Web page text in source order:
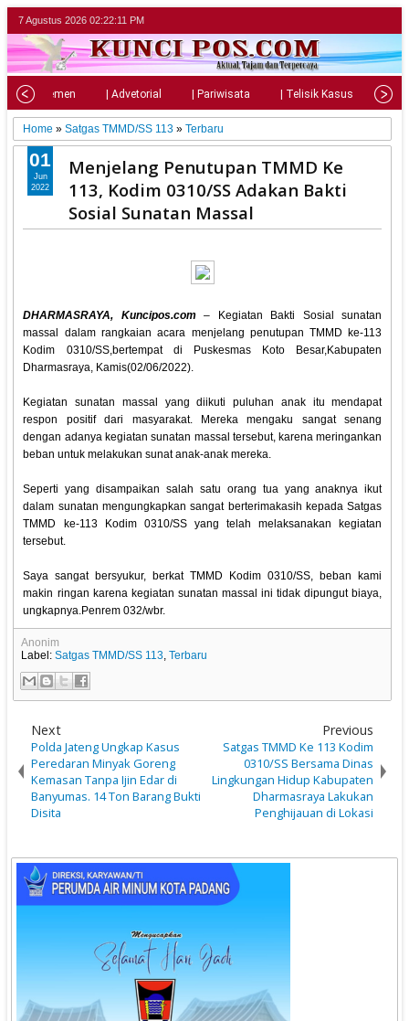
7 Agustus 2026 02:22:13 PM
| Parlemen | Advetorial | Pariwisata | Telisik Kasus |
Home »Satgas TMMD/SS 113 »Terbaru
Menjelang Penutupan TMMD Ke
113, Kodim 0310/SS Adakan Bakti
Sosial Sunatan Massal
DHARMASRAYA, Kuncipos.com– Kegiatan Bakti Sosial sunatan
massal dalam rangkaian acara menjelang penutupan TMMD ke-113
Kodim 0310/SS,bertempat di Puskesmas Koto Besar,Kabupaten
Dharmasraya, Kamis(02/06/2022).
Kegiatan sunatan massal yang diikuti puluhan anak itu mendapat
respon positif dari masyarakat. Mereka mengaku sangat senang
dengan adanya kegiatan sunatan massal tersebut, karena meringankan
beban untuk melakukan sunat anak-anak mereka.
Seperti yang disampaikan salah satu orang tua yang anaknya ikut
dalam sunatan mengungkapkan sangat berterimakasih kepada Satgas
TMMD ke-113 Kodim 0310/SS yang telah melaksanakan kegiatan
tersebut.
Saya sangat bersyukur, berkat TMMD Kodim 0310/SS, beban kami
makin ringan karena kegiatan sunatan massal ini tidak dipungut biaya,
ungkapnya.Penrem 032/wbr.
01
Jun
2022
Anonim
Label:Satgas TMMD/SS 113,Terbaru
Next
Polda Jateng Ungkap Kasus
Peredaran Minyak Goreng
Kemasan Tanpa Ijin Edar di
Banyumas. 14 Ton Barang Bukti
Disita
Previous
Satgas TMMD Ke 113 Kodim
0310/SS Bersama Dinas
Lingkungan Hidup Kabupaten
Dharmasraya Lakukan
Penghijauan di Lokasi